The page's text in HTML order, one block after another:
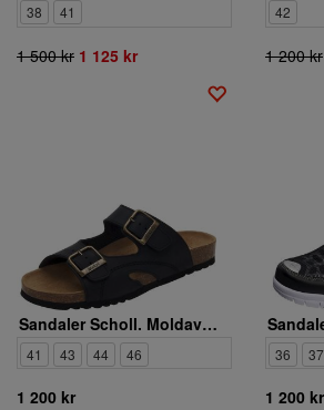
38 41
1 500 kr 1 125 kr
42
1 200 kr
Sandaler Scholl. Moldava 15147311-6
41 43 44 46
1 200 kr
36 37
1 200 kr